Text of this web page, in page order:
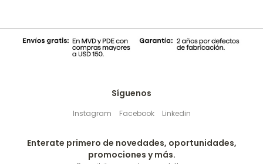
Síguenos
Instagram Facebook Linkedin
Enterate primero de novedades, oportunidades,
promociones y más.